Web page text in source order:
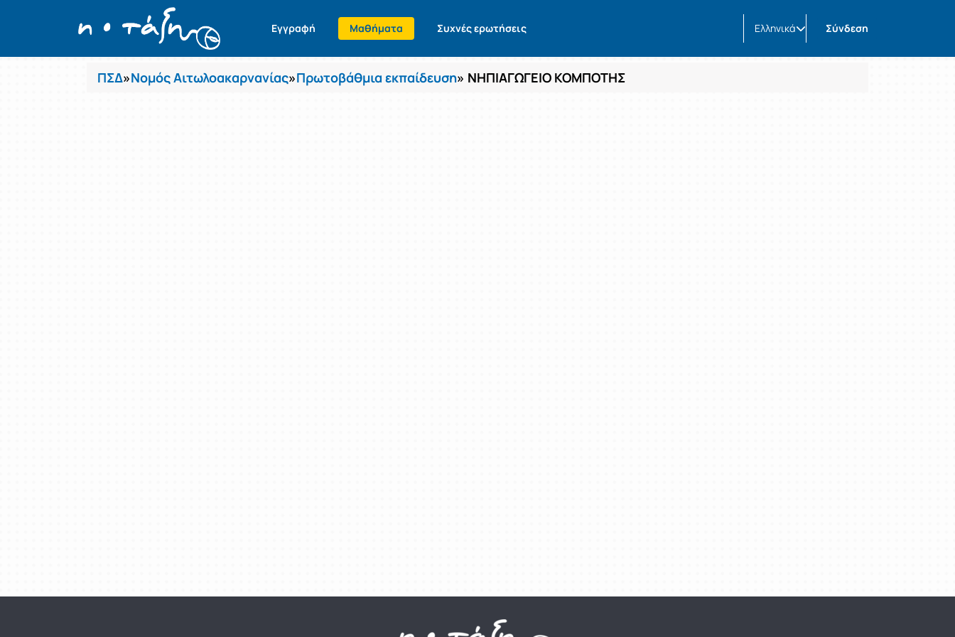
Εγγραφή Μαθήματα Συχνές ερωτήσεις Ελληνικά Σύνδεση
Μαθήματα
ΠΣΔ»Νομός Αιτωλοακαρνανίας»Πρωτοβάθμια εκπαίδευση» ΝΗΠΙΑΓΩΓΕΙΟ ΚΟΜΠΟΤΗΣ